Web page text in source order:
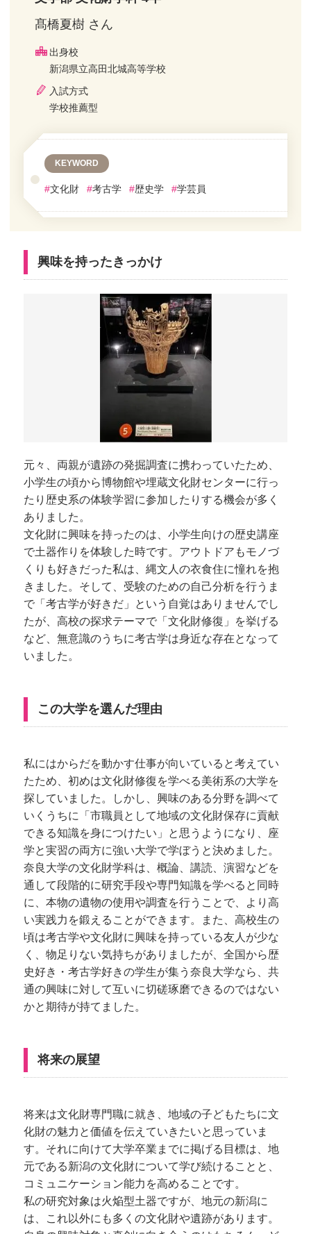
髙橋夏樹 さん
出身校
新潟県立高田北城高等学校
入試方式
学校推薦型
KEYWORD
#文化財 #考古学 #歴史学 #学芸員
興味を持ったきっかけ
元々、両親が遺跡の発掘調査に携わっていたため、
小学生の頃から博物館や埋蔵文化財センターに行っ
たり歴史系の体験学習に参加したりする機会が多く
ありました。
文化財に興味を持ったのは、小学生向けの歴史講座
で土器作りを体験した時です。アウトドアもモノづ
くりも好きだった私は、縄文人の衣食住に憧れを抱
きました。そして、受験のための自己分析を行うま
で「考古学が好きだ」という自覚はありませんでし
たが、高校の探求テーマで「文化財修復」を挙げる
など、無意識のうちに考古学は身近な存在となって
いました。
この大学を選んだ理由
私にはからだを動かす仕事が向いていると考えてい
たため、初めは文化財修復を学べる美術系の大学を
探していました。しかし、興味のある分野を調べて
いくうちに「市職員として地域の文化財保存に貢献
できる知識を身につけたい」と思うようになり、座
学と実習の両方に強い大学で学ぼうと決めました。
奈良大学の文化財学科は、概論、講読、演習などを
通して段階的に研究手段や専門知識を学べると同時
に、本物の遺物の使用や調査を行うことで、より高
い実践力を鍛えることができます。また、高校生の
頃は考古学や文化財に興味を持っている友人が少な
く、物足りない気持ちがありましたが、全国から歴
史好き・考古学好きの学生が集う奈良大学なら、共
通の興味に対して互いに切磋琢磨できるのではない
かと期待が持てました。
将来の展望
将来は文化財専門職に就き、地域の子どもたちに文
化財の魅力と価値を伝えていきたいと思っていま
す。それに向けて大学卒業までに掲げる目標は、地
元である新潟の文化財について学び続けることと、
コミュニケーション能力を高めることです。
私の研究対象は火焔型土器ですが、地元の新潟に
は、これ以外にも多くの文化財や遺跡があります。